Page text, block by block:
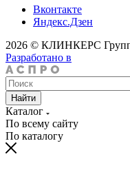
Вконтакте
Яндекс.Дзен
2026 © КЛИНКЕРС Групп
Разработано в
Найти
Каталог
По всему сайту
По каталогу